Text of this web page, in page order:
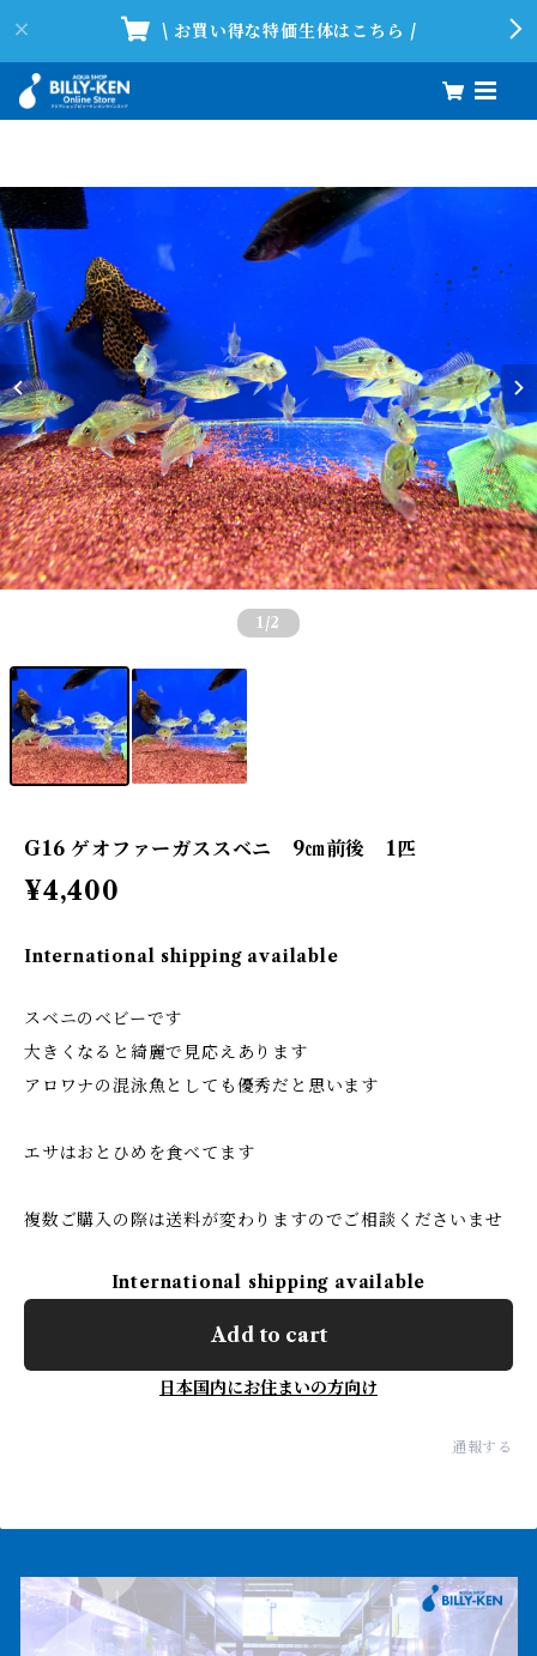
\ お買い得な特価生体はこちら /
1 /2
G16 ゲオファーガススベニ 9㎝前後 1匹
¥4,400
International shipping available
スベニのベビーです
大きくなると綺麗で見応えあります
アロワナの混泳魚としても優秀だと思います
エサはおとひめを食べてます
複数ご購入の際は送料が変わりますのでご相談くださいませ
International shipping available
Add to cart
日本国内にお住まいの方向け
通報する